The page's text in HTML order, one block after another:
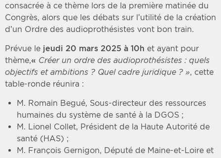
consacrée à ce thème lors de la première matinée du
Congrès, alors que les débats sur l’utilité de la création
d’un Ordre des audioprothésistes vont bon train.
Prévue le jeudi 20 mars 2025 à 10h et ayant pour
thème,« Créer un ordre des audioprothésistes : quels
objectifs et ambitions ? Quel cadre juridique ? », cette
table-ronde réunira :
M. Romain Begué, Sous-directeur des ressources
humaines du système de santé à la DGOS ;
M. Lionel Collet, Président de la Haute Autorité de
santé (HAS) ;
M. François Gernigon, Député de Maine-et-Loire et